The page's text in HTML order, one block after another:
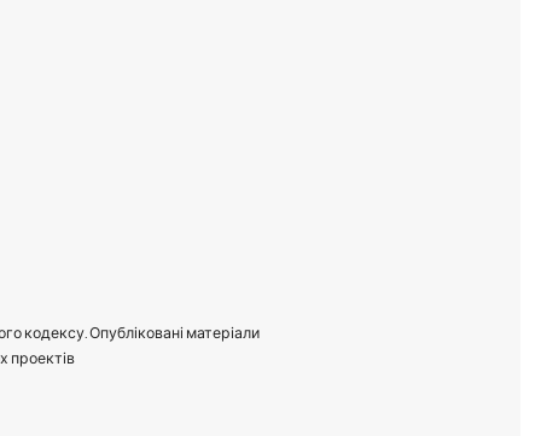
кодексу. Опубліковані матеріали
проектів